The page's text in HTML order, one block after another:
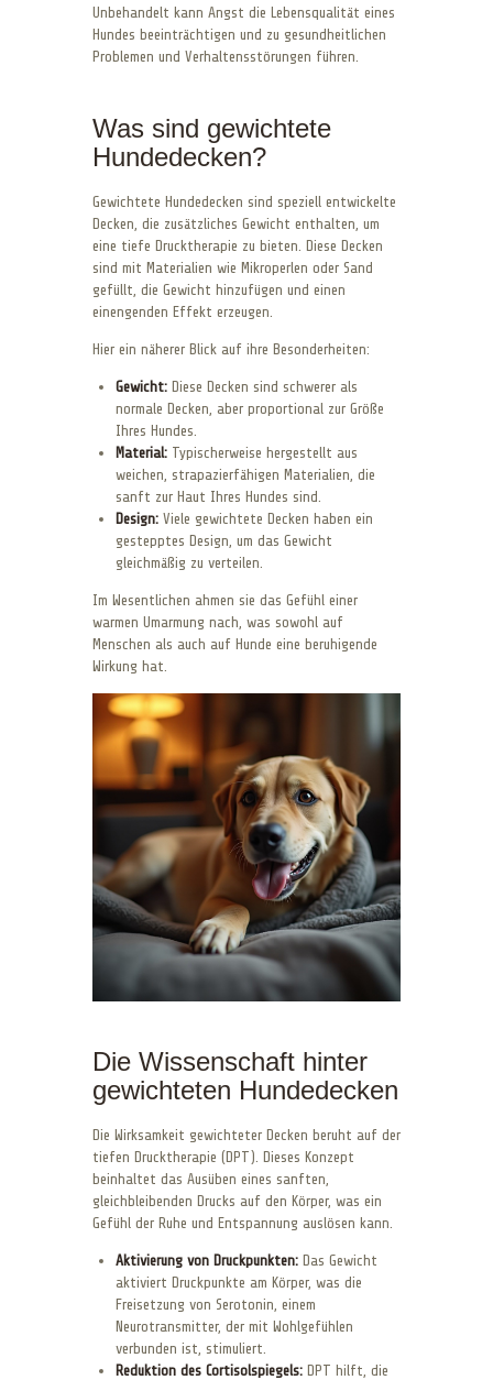
Unbehandelt kann Angst die Lebensqualität eines
Hundes beeinträchtigen und zu gesundheitlichen
Problemen und Verhaltensstörungen führen.
Was sind gewichtete
Hundedecken?
Gewichtete Hundedecken sind speziell entwickelte
Decken, die zusätzliches Gewicht enthalten, um
eine tiefe Drucktherapie zu bieten. Diese Decken
sind mit Materialien wie Mikroperlen oder Sand
gefüllt, die Gewicht hinzufügen und einen
einengenden Effekt erzeugen.
Hier ein näherer Blick auf ihre Besonderheiten:
Gewicht: Diese Decken sind schwerer als
normale Decken, aber proportional zur Größe
Ihres Hundes.
Material: Typischerweise hergestellt aus
weichen, strapazierfähigen Materialien, die
sanft zur Haut Ihres Hundes sind.
Design: Viele gewichtete Decken haben ein
gestepptes Design, um das Gewicht
gleichmäßig zu verteilen.
Im Wesentlichen ahmen sie das Gefühl einer
warmen Umarmung nach, was sowohl auf
Menschen als auch auf Hunde eine beruhigende
Wirkung hat.
Die Wissenschaft hinter
gewichteten Hundedecken
Die Wirksamkeit gewichteter Decken beruht auf der
tiefen Drucktherapie (DPT). Dieses Konzept
beinhaltet das Ausüben eines sanften,
gleichbleibenden Drucks auf den Körper, was ein
Gefühl der Ruhe und Entspannung auslösen kann.
Aktivierung von Druckpunkten: Das Gewicht
aktiviert Druckpunkte am Körper, was die
Freisetzung von Serotonin, einem
Neurotransmitter, der mit Wohlgefühlen
verbunden ist, stimuliert.
Reduktion des Cortisolspiegels: DPT hilft, die